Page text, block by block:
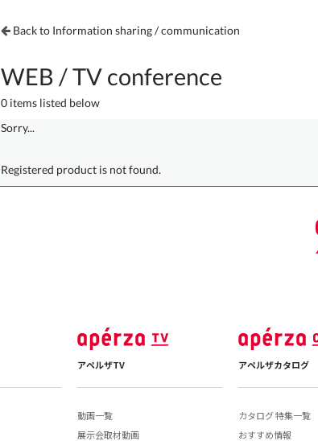
Back to Information sharing / communication
WEB / TV conference
0 items listed below
Sorry...
Registered product is not found.
アペルザTV
動画一覧
展示会取材動画
アペルザカタログ
カタログ 特集一覧
おすすめ情報